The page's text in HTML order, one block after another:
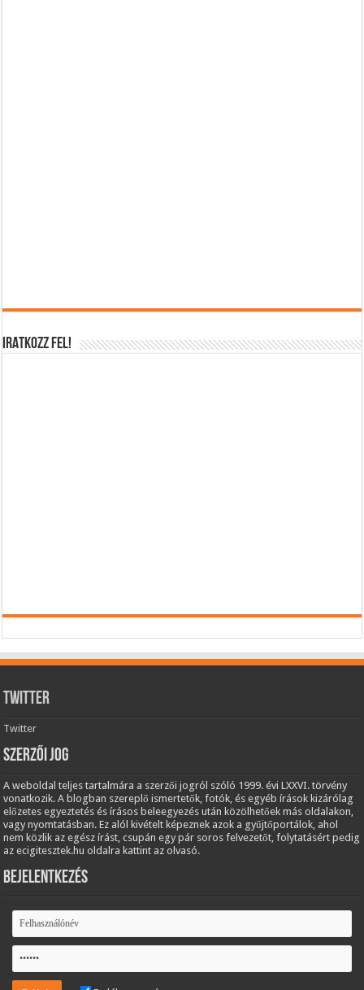
IRATKOZZ FEL!
Twitter
Twitter
Szerzői jog
A weboldal teljes tartalmára a szerzői jogról szóló 1999. évi LXXVI. törvény
vonatkozik. A blogban szereplő ismertetők, fotók, és egyéb írások kizárólag
előzetes egyeztetés és írásos beleegyezés után közölhetőek más oldalakon,
vagy nyomtatásban. Ez alól kivételt képeznek azok a gyűjtőportálok, ahol
nem közlik az egész írást, csupán egy pár soros felvezetőt, folytatásért pedig
az ecigitesztek.hu oldalra kattint az olvasó.
Bejelentkezés